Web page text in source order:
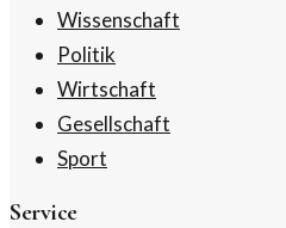
Wissenschaft
Politik
Wirtschaft
Gesellschaft
Sport
Service